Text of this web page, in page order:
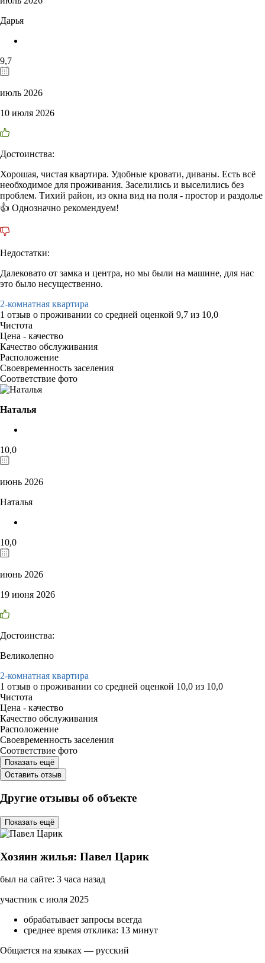
Дарья
9,7
июль 2026
10 июля 2026
Достоинства:
Хорошая, чистая квартира. Удобные кровати, диваны. Есть всё
необходимое для проживания. Заселились и выселились без
проблем. Тихий район, из окна вид на поля - простор и раздолье
👍 Однозначно рекомендуем!
Недостатки:
Далековато от замка и центра, но мы были на машине, для нас
это было несущественно.
2-комнатная квартира
1 отзыв о проживании со средней оценкой 9,7 из 10,0
Чистота
Цена - качество
Качество обслуживания
Расположение
Своевременность заселения
Соответствие фото
Наталья
10,0
июнь 2026
Наталья
10,0
июнь 2026
19 июня 2026
Достоинства:
Великолепно
2-комнатная квартира
1 отзыв о проживании со средней оценкой 10,0 из 10,0
Чистота
Цена - качество
Качество обслуживания
Расположение
Своевременность заселения
Соответствие фото
Показать ещё
Оставить отзыв
Другие отзывы об объекте
Показать ещё
Хозяин жилья: Павел Царик
был на сайте: 3 часа назад
участник с июля 2025
обрабатывает запросы всегда
среднее время отклика: 13 минут
Общается на языках — русский